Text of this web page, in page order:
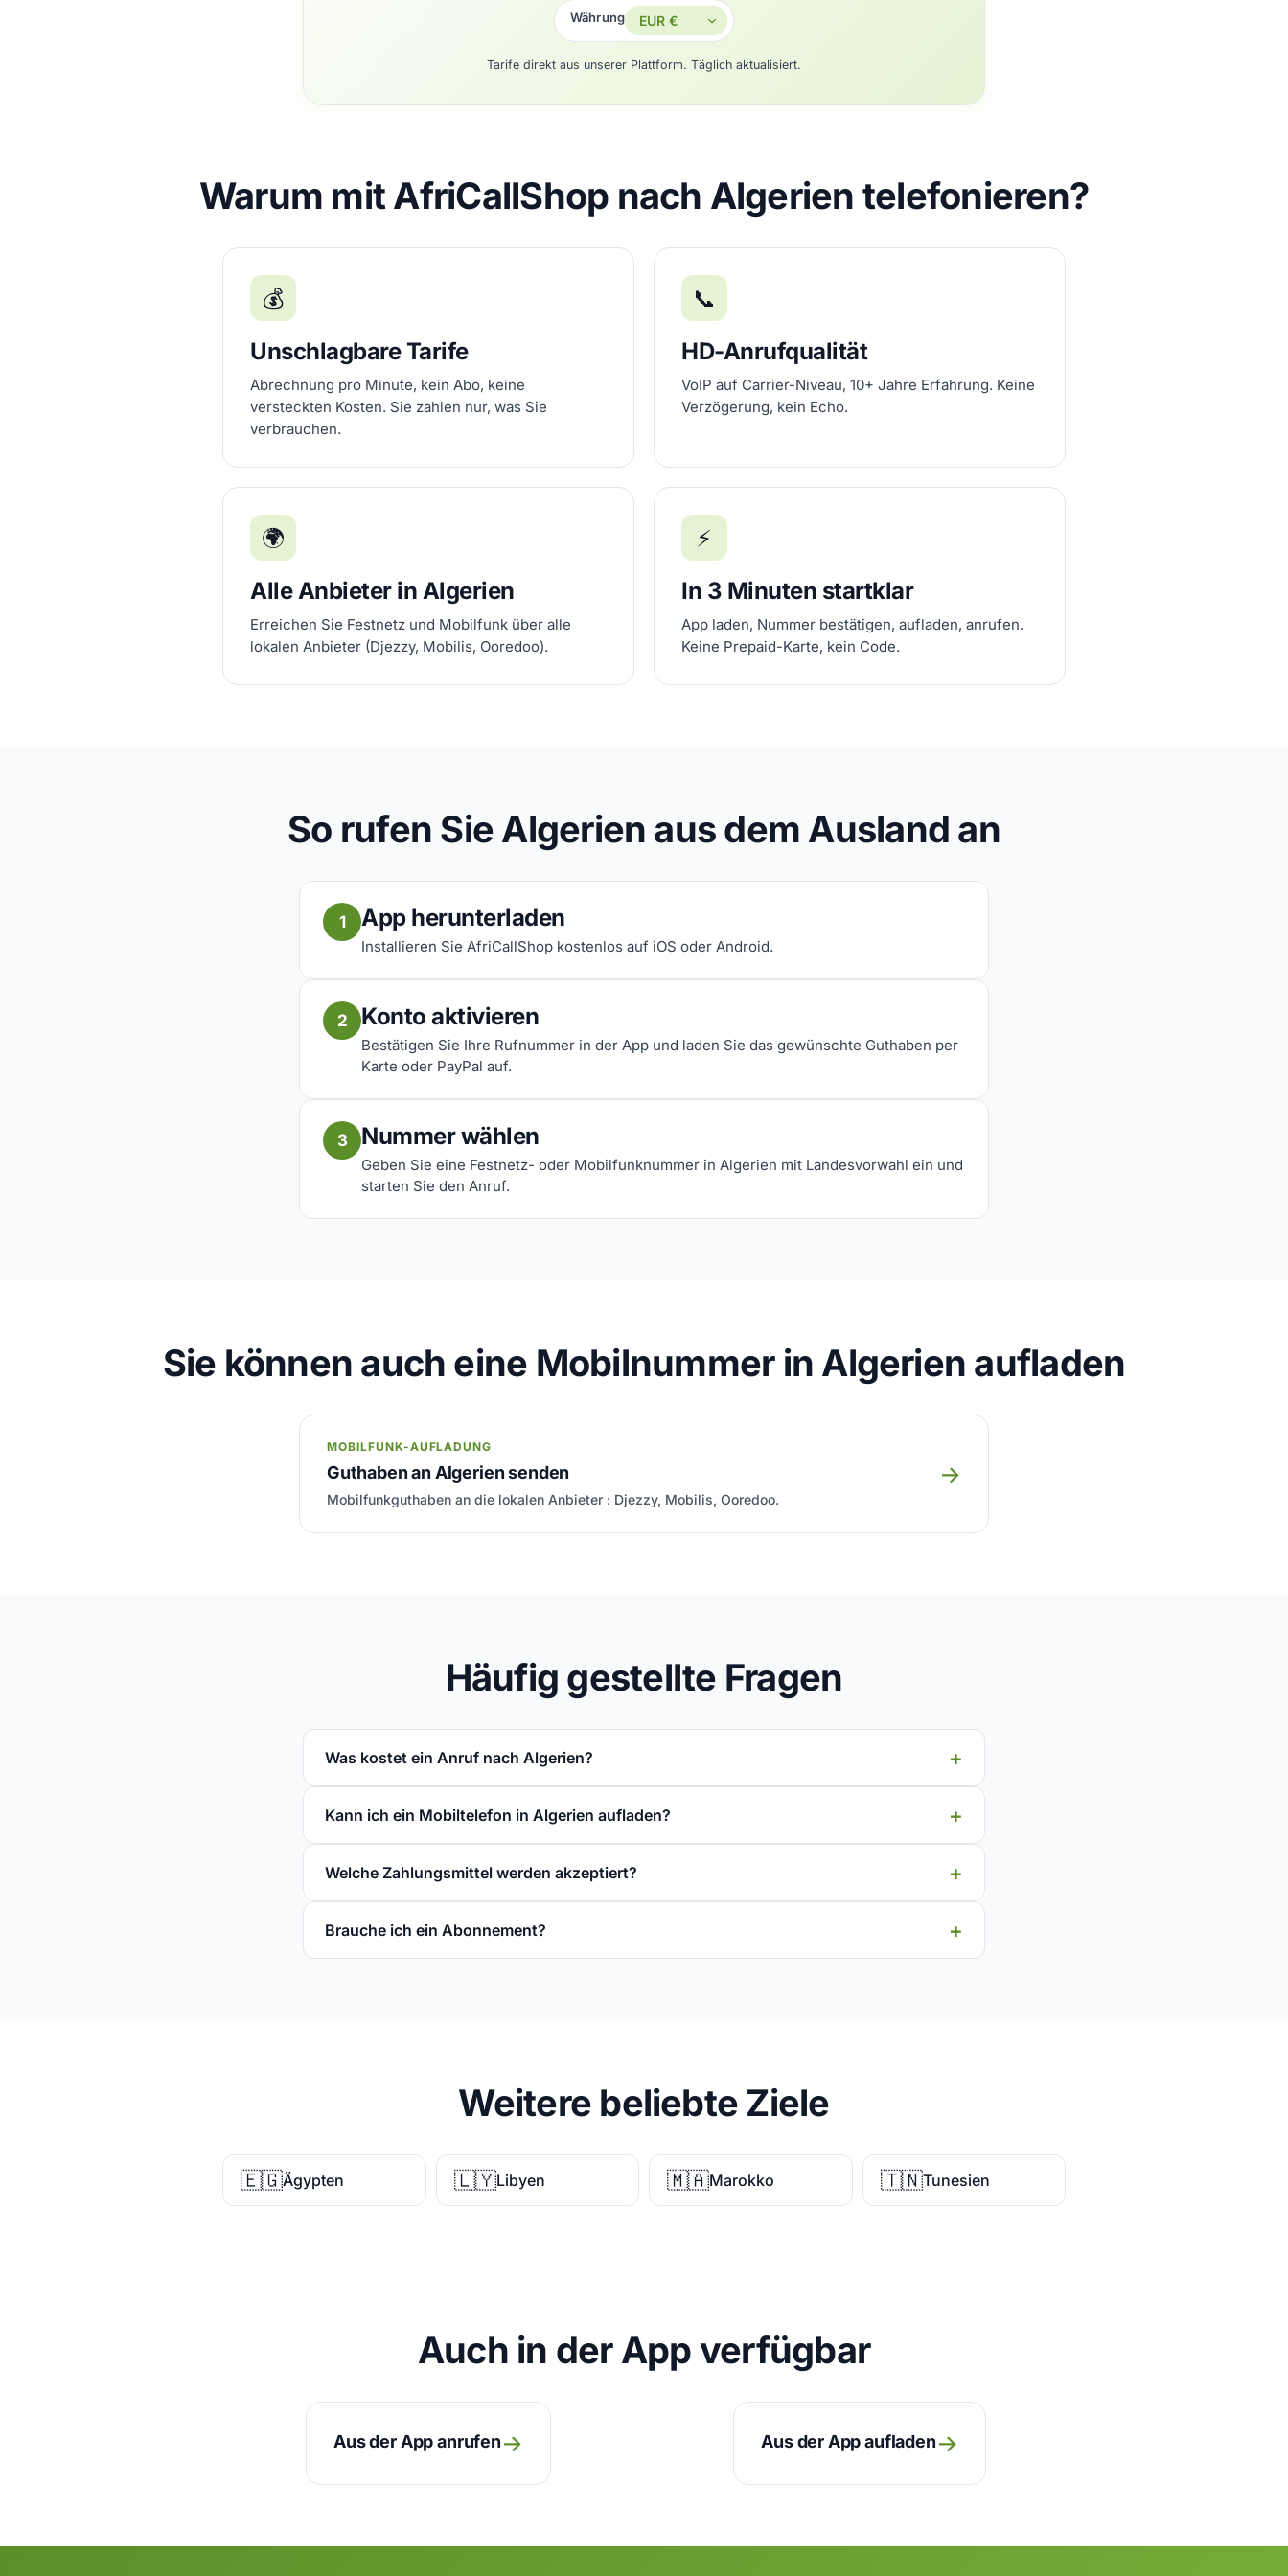
Währung
Tarife direkt aus unserer Plattform. Täglich aktualisiert.
Warum mit AfriCallShop nach Algerien telefonieren?
💰
Unschlagbare Tarife
Abrechnung pro Minute, kein Abo, keine
versteckten Kosten. Sie zahlen nur, was Sie
verbrauchen.
📞
HD-Anrufqualität
VoIP auf Carrier-Niveau, 10+ Jahre Erfahrung. Keine
Verzögerung, kein Echo.
🌍
Alle Anbieter in Algerien
Erreichen Sie Festnetz und Mobilfunk über alle
lokalen Anbieter (Djezzy, Mobilis, Ooredoo).
⚡
In 3 Minuten startklar
App laden, Nummer bestätigen, aufladen, anrufen.
Keine Prepaid-Karte, kein Code.
So rufen Sie Algerien aus dem Ausland an
1 App herunterladen
Installieren Sie AfriCallShop kostenlos auf iOS oder Android.
2 Konto aktivieren
Bestätigen Sie Ihre Rufnummer in der App und laden Sie das gewünschte Guthaben per
Karte oder PayPal auf.
3 Nummer wählen
Geben Sie eine Festnetz- oder Mobilfunknummer in Algerien mit Landesvorwahl ein und
starten Sie den Anruf.
Sie können auch eine Mobilnummer in Algerien aufladen
MOBILFUNK-AUFLADUNG
Guthaben an Algerien senden
Mobilfunkguthaben an die lokalen Anbieter : Djezzy, Mobilis, Ooredoo.
→
Häufig gestellte Fragen
Was kostet ein Anruf nach Algerien?
Kann ich ein Mobiltelefon in Algerien aufladen?
Welche Zahlungsmittel werden akzeptiert?
Brauche ich ein Abonnement?
Weitere beliebte Ziele
🇪🇬Ägypten 🇱🇾Libyen 🇲🇦Marokko 🇹🇳Tunesien
Auch in der App verfügbar
Aus der App anrufen→ Aus der App aufladen→